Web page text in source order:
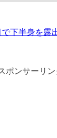
下半身を露
ポンサーリン